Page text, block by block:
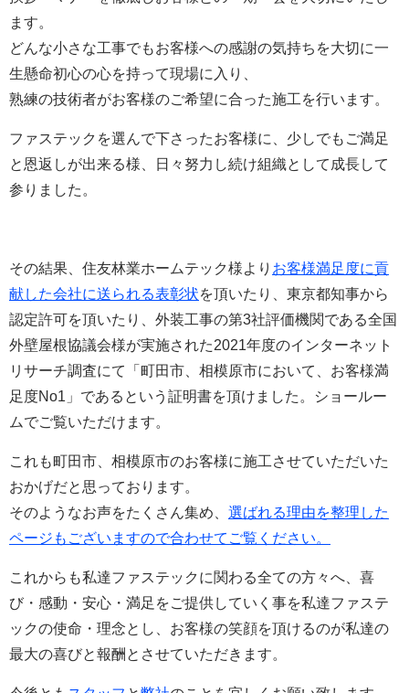
ます。
どんな小さな工事でもお客様への感謝の気持ちを大切に一
生懸命初心の心を持って現場に入り、
熟練の技術者がお客様のご希望に合った施工を行います。
ファステックを選んで下さったお客様に、少しでもご満足
と恩返しが出来る様、日々努力し続け組織として成長して
参りました。
その結果、 住友林業ホームテック様より お客様満足度に貢
献した会社に送られる表彰状を頂いたり、東京都知事から
認定許可を頂いたり、外装工事の第3社評価機関である全国
外壁屋根協議会様が実施された2021年度のインターネット
リサーチ調査にて「町田市、相模原市において、お客様満
足度No1」であるという証明書を頂けました。ショールー
ムでご覧いただけます。
これも町田市、相模原市のお客様に施工させていただいた
おかげだと思っております。
そのようなお声をたくさん集め、 選ばれる理由を整理した
ページもございますので合わせてご覧ください。
これからも私達ファステックに関わる全ての方々へ、喜
び・感動・安心・満足をご提供していく事を私達ファステ
ックの使命・理念とし、お客様の笑顔を頂けるのが私達の
最大の喜びと報酬とさせていただきます。